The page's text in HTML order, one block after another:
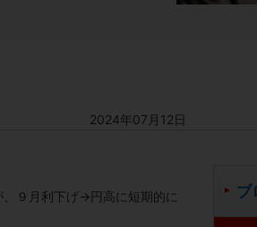
ブ
2024年07月12日
９月利下げ→円高に短期的に